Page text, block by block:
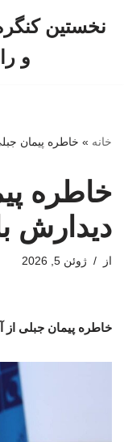
نخستین
و
خانه » خاطره پیمان
خاطره
دیدارش
از ژوئن 5, 2026
خاطره پیمان جبلی از